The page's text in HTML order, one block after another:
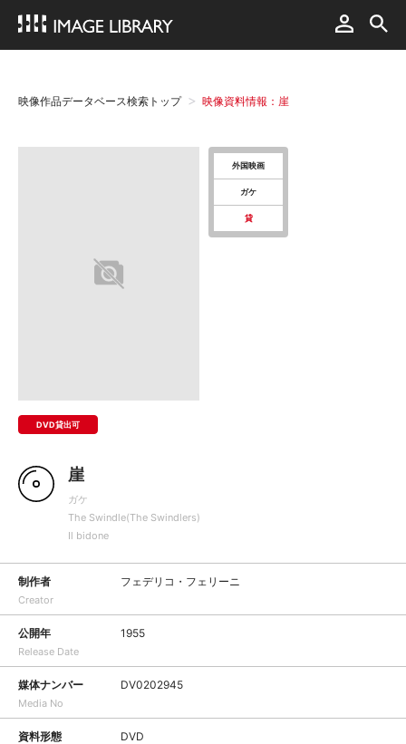
映像作品データベース検索トップ 映像資料情報：崖
DVD貸出可
外国映画
ガケ
貸
崖
ガケ
The Swindle(The Swindlers)
Il bidone
制作者
Creator
フェデリコ・フェリーニ
公開年
Release Date
1955
媒体ナンバー
Media No
DV0202945
資料形態 DVD